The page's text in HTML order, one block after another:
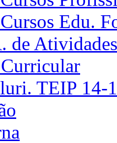
Edu.
de Atividades
TEIP 14-